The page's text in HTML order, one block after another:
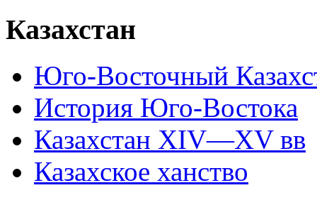
Казахстан
Юго-Восточный
История Юго-Востока
Казахстан XIV—XV вв
Казахское ханство